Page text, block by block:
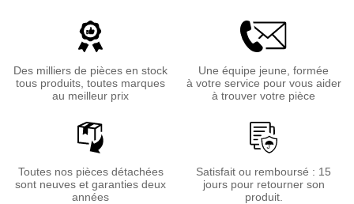
Des milliers de pièces en stock
tous produits, toutes marques
au meilleur prix
Une équipe jeune, formée
à votre service pour vous aider
à trouver votre pièce
Toutes nos pièces détachées
sont neuves et garanties deux
années
Satisfait ou remboursé : 15
jours pour retourner son
produit.